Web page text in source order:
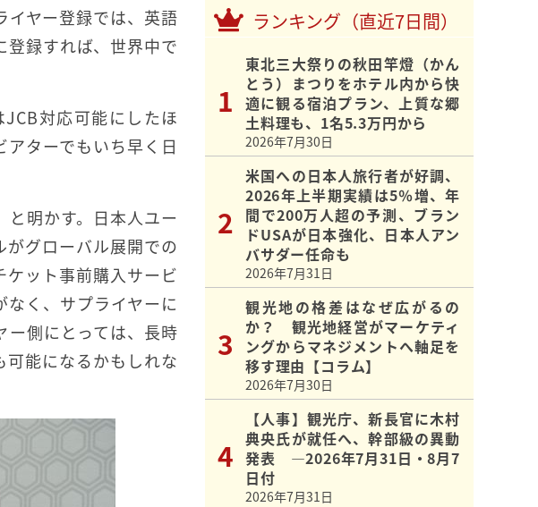
イヤー登録では、英語
録すれば、世界中で
対応可能にしたほ
ターでもいち早く日
明かす。日本人ユー
グローバル展開での
ット事前購入サービ
く、サプライヤーに
ー側にとっては、長時
能になるかもしれな
ランキング（直近7日間）
東北三大祭りの秋田竿燈（かん
とう）まつりをホテル内から快
適に観る宿泊プラン、上質な郷
土料理も、1名5.3万円から
2026年7月30日
米国への日本人旅行者が好調、
2026年上半期実績は5％増、年
間で200万人超の予測、ブラン
ドUSAが日本強化、日本人アン
バサダー任命も
2026年7月31日
観光地の格差はなぜ広がるの
か？ 観光地経営がマーケティ
ングからマネジメントへ軸足を
移す理由【コラム】
2026年7月30日
【人事】観光庁、新長官に木村
典央氏が就任へ、幹部級の異動
発表 ―2026年7月31日・8月7
日付
2026年7月31日